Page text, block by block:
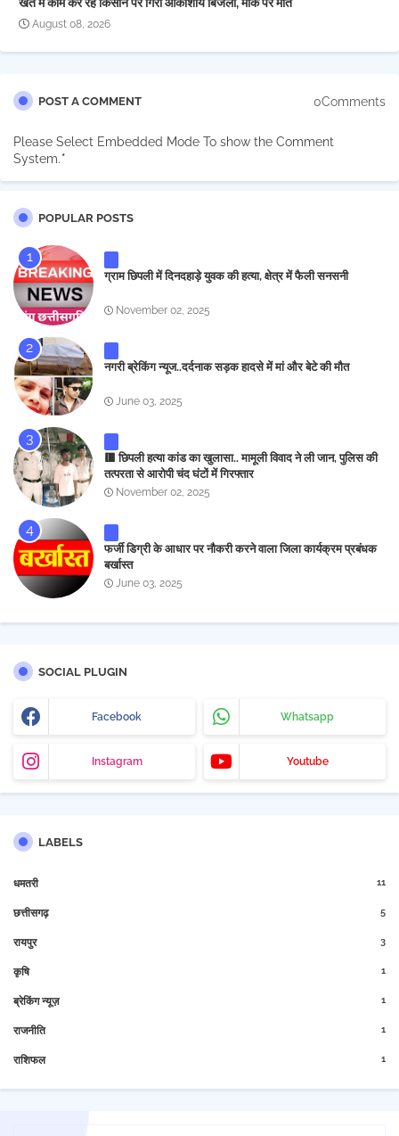
August 08, 2026
POST A COMMENT 0Comments
Please Select Embedded Mode To show the Comment
System.*
POPULAR POSTS
ग्राम छिपली में दिनदहाड़े युवक की हत्या, क्षेत्र में फैली सनसनी
November 02, 2025
नगरी ब्रेकिंग न्यूज..दर्दनाक सड़क हादसे में मां और बेटे की मौत
June 03, 2025
🟥 छिपली हत्या कांड का खुलासा.. मामूली विवाद ने ली जान, पुलिस की
तत्परता से आरोपी चंद घंटों में गिरफ्तार
November 02, 2025
फर्जी डिग्री के आधार पर नौकरी करने वाला जिला कार्यक्रम प्रबंधक
बर्खास्त
June 03, 2025
SOCIAL PLUGIN
Facebook Whatsapp
Instagram Youtube
LABELS
धमतरी 11
छत्तीसगढ़ 5
रायपुर 3
कृषि 1
ब्रेकिंग न्यूज़ 1
राजनीति 1
राशिफल 1